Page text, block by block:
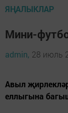
ЯҢАЛЫКЛАР
Мини-
admin, 28 июль
Авыл
еллыгына